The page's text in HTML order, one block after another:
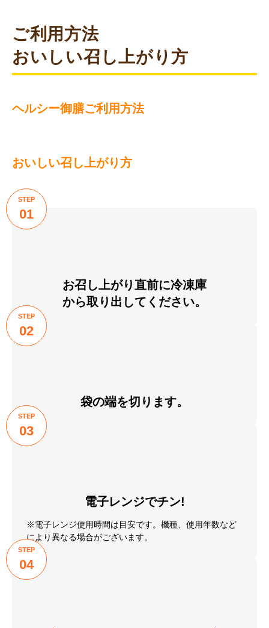
ご利用方法
おいしい召し上がり方
ヘルシー御膳ご利用方法
おいしい召し上がり方
STEP
01
お召し上がり直前に冷凍庫
から取り出してください。
STEP
02
袋の端を切ります。
STEP
03
電子レンジでチン!
※電子レンジ使用時間は目安です。機種、使用年数など
により異なる場合がございます。
STEP
04